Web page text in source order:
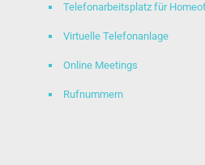
Telefonarbeitsplatz für
Virtuelle Telefonanlage
Online Meetings
Rufnummern